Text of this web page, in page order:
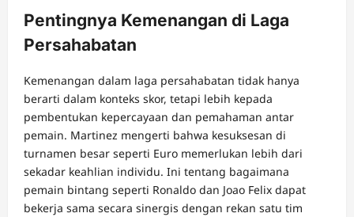
Pentingnya Kemenangan di Laga
Persahabatan
Kemenangan dalam laga persahabatan tidak hanya
berarti dalam konteks skor, tetapi lebih kepada
pembentukan kepercayaan dan pemahaman antar
pemain. Martinez mengerti bahwa kesuksesan di
turnamen besar seperti Euro memerlukan lebih dari
sekadar keahlian individu. Ini tentang bagaimana
pemain bintang seperti Ronaldo dan Joao Felix dapat
bekerja sama secara sinergis dengan rekan satu tim